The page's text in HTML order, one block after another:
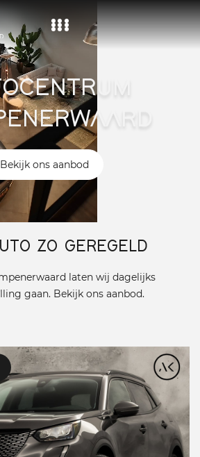
Home
Aanbod
Diensten
Over ons
Vacature
Contact
Bekijk ons aanbod
ZO GEREGELD
laten wij dagelijks
gaan. Bekijk ons aanbod.